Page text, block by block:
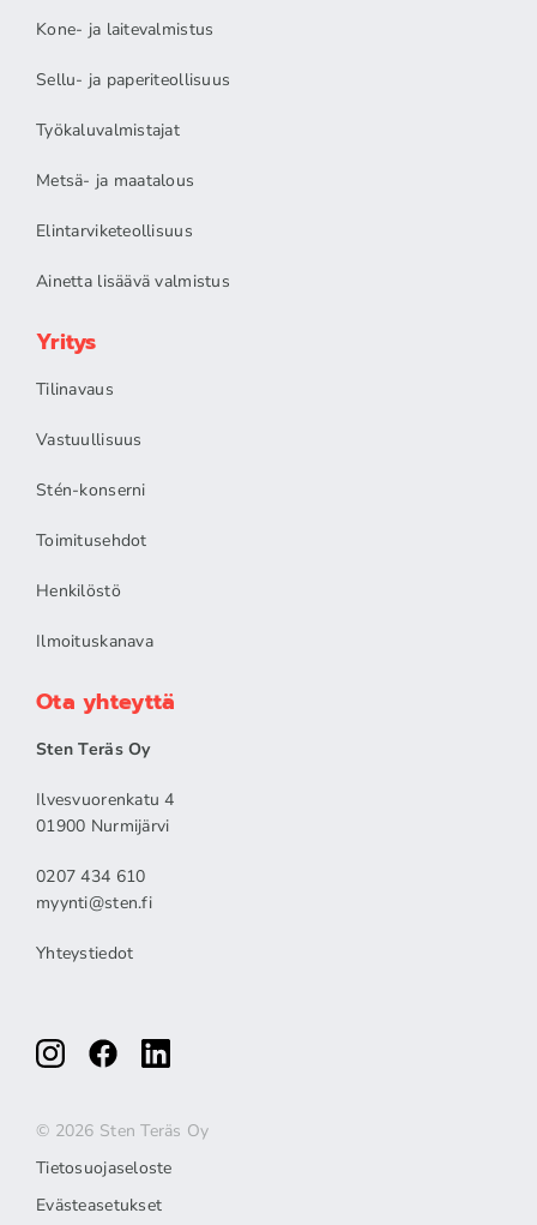
Kone- ja laitevalmistus
Sellu- ja paperiteollisuus
Työkaluvalmistajat
Metsä- ja maatalous
Elintarviketeollisuus
Ainetta lisäävä valmistus
Yritys
Tilinavaus
Vastuullisuus
Stén-konserni
Toimitusehdot
Henkilöstö
Ilmoituskanava
Ota yhteyttä
Sten Teräs Oy
Ilvesvuorenkatu 4
01900 Nurmijärvi
0207 434 610
myynti@sten.fi
Yhteystiedot
© 2026 Sten Teräs Oy
Tietosuojaseloste
Evästeasetukset